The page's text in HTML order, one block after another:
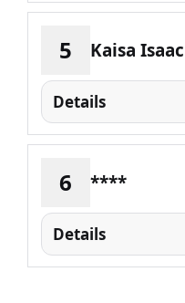
5 Kaisa Isaac
Details
6 ****
Details